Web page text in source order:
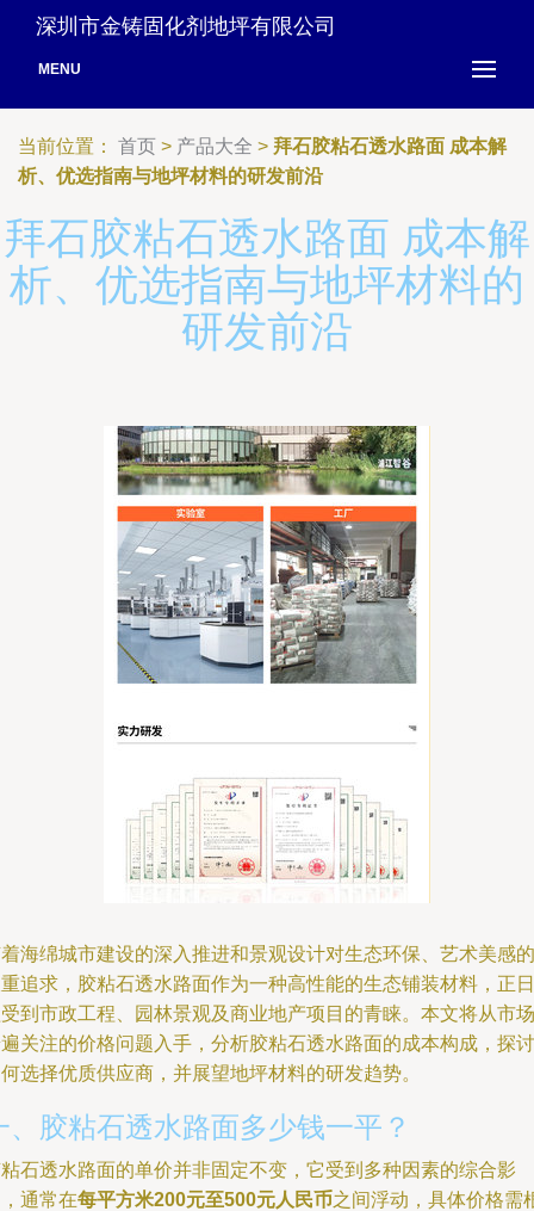
深圳市金铸固化剂地坪有限公司
MENU
当前位置： 首页 > 产品大全 > 拜石胶粘石透水路面 成本解
析、优选指南与地坪材料的研发前沿
拜石胶粘石透水路面 成本解
析、优选指南与地坪材料的
研发前沿
海绵城市建设的深入推进和景观设计对生态环保、艺术美感的
追求，胶粘石透水路面作为一种高性能的生态铺装材料，正日
到市政工程、园林景观及商业地产项目的青睐。本文将从市场
关注的价格问题入手，分析胶粘石透水路面的成本构成，探讨
选择优质供应商，并展望地坪材料的研发趋势。
、胶粘石透水路面多少钱一平？
石透水路面的单价并非固定不变，它受到多种因素的综合影
通常在每平方米200元至500元人民币之间浮动，具体价格需